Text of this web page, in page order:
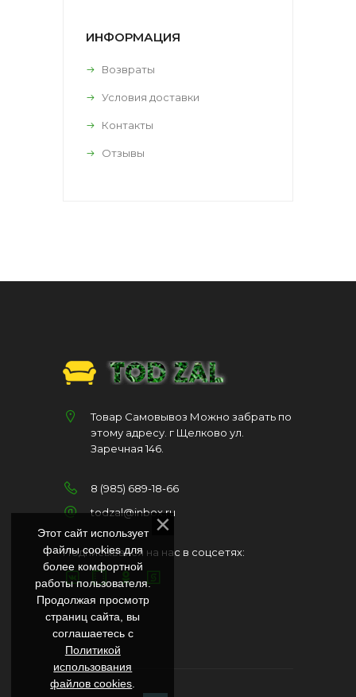
ИНФОРМАЦИЯ
Возвраты
Условия доставки
Контакты
Отзывы
Товар Самовывоз Можно забрать по
этому адресу. г Щелково ул.
Заречная 146.
8 (985) 689-18-66
todzal@inbox.ru
Подписывайся на нас в соцсетях:
Этот сайт использует
файлы cookies для
более комфортной
работы пользователя.
Продолжая просмотр
страниц сайта, вы
соглашаетесь с
Политикой
использования
файлов cookies